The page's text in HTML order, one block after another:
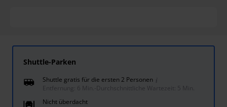
Shuttle-Parken
Shuttle gratis für die ersten 2 Personen
Entfernung: 6 Min.
Durchschnittliche Wartezeit: 5 Min.
Nicht überdacht